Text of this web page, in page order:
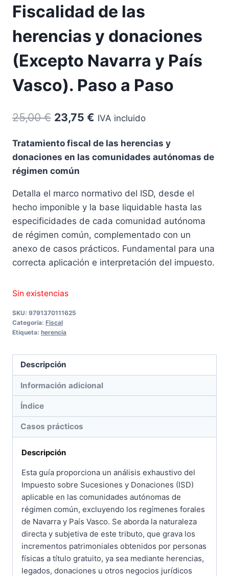
Fiscalidad de las
herencias y donaciones
(Excepto Navarra y País
Vasco). Paso a Paso
25,00€ El
original
era:
23,75 € El
actual
IVA incluido
Tratamiento fiscal de las herencias y
donaciones en las comunidades autónomas de
régimen común
Detalla el marco normativo del ISD, desde el
hecho imponible y la base liquidable hasta las
especificidades de cada comunidad autónoma
de régimen común, complementado con un
anexo de casos prácticos. Fundamental para una
correcta aplicación e interpretación del impuesto.
Sin existencias
SKU: 9791370111625
Categoría: Fiscal
Etiqueta: herencia
Descripción
Información adicional
Índice
Casos prácticos
Descripción
Esta guía proporciona un análisis exhaustivo del
Impuesto sobre Sucesiones y Donaciones (ISD)
aplicable en las comunidades autónomas de
régimen común, excluyendo los regímenes forales
de Navarra y País Vasco. Se aborda la naturaleza
directa y subjetiva de este tributo, que grava los
incrementos patrimoniales obtenidos por personas
físicas a título gratuito, ya sea mediante herencias,
legados, donaciones u otros negocios jurídicos